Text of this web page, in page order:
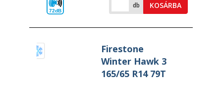
72dB
db KOSÁRBA
Firestone
Winter Hawk 3
165/65 R14 79T